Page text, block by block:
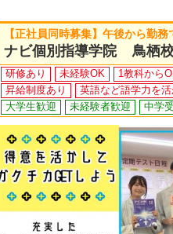
【正社員同時募集】午後から勤
ナビ個別指導学院 鳥栖
研修あり 未経験OK 1教科から
昇給制度あり
英語など語学力を
大学生歓迎
未経験者歓迎 中学